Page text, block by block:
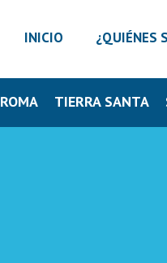
INICIO ¿QUIÉNES
ROMA TIERRA SANTA